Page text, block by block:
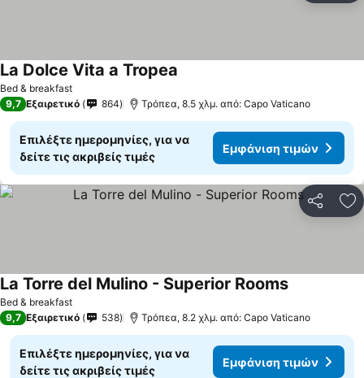
Bed & breakfast
La Dolce Vita a Tropea
9,7 Εξαιρετικό 864 Τρόπεα, 8.5 χλμ. από: Capo Vaticano
Επιλέξτε ημερομηνίες, για να
δείτε τις ακριβείς τιμές
Εμφάνιση τιμών
Bed & breakfast
La Torre del Mulino - Superior Rooms
9,7 Εξαιρετικό 538 Τρόπεα, 8.2 χλμ. από: Capo Vaticano
Επιλέξτε ημερομηνίες, για να
δείτε τις ακριβείς τιμές
Εμφάνιση τιμών